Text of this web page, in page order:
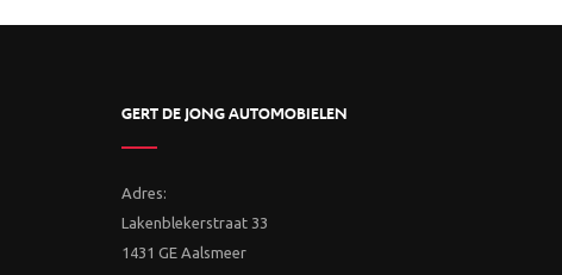
GERT DE JONG AUTOMOBIELEN
Adres:
Lakenblekerstraat 33
1431 GE Aalsmeer